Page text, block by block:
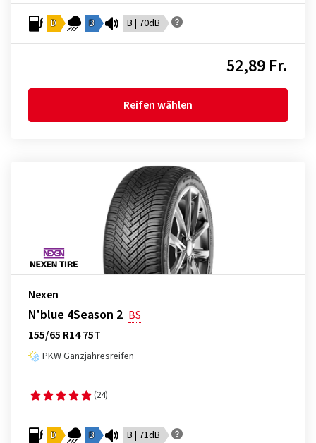
D B B | 70dB
52,89 Fr.
Reifen wählen
Nexen
N'blue 4Season 2 BS
155/65 R14 75T
PKW Ganzjahresreifen
(24)
D B B | 71dB